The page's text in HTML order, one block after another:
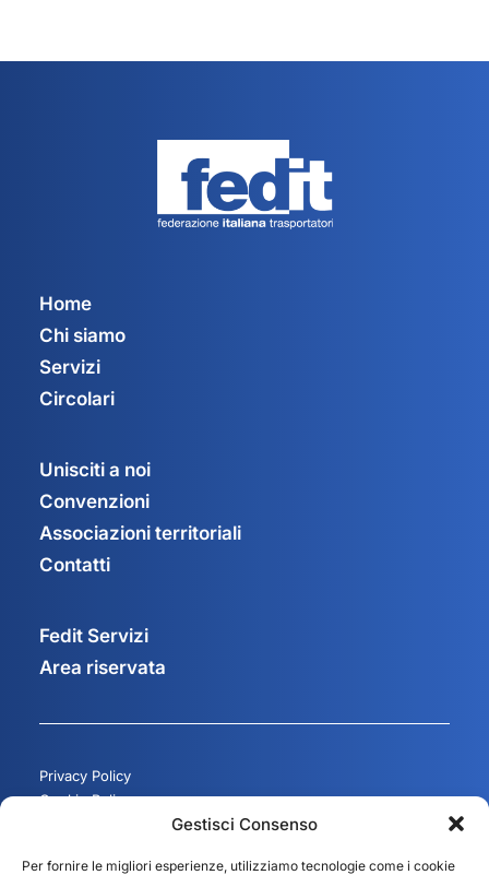
Gestisci Consenso
Per fornire le migliori esperienze, utilizziamo tecnologie come i cookie
Home
Chi siamo
Servizi
Circolari
Unisciti a noi
Convenzioni
Associazioni territoriali
Contatti
Fedit Servizi
Area riservata
Privacy Policy
Cookie Policy